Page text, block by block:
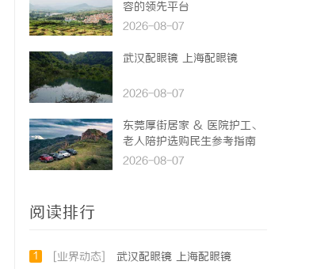
容的领先平台
2026-08-07
武汉配眼镜 上海配眼镜
2026-08-07
东莞厚街居家 & 医院护工、
老人陪护选购民生参考指南
2026-08-07
阅读排行
1 [业界动态] 武汉配眼镜 上海配眼镜